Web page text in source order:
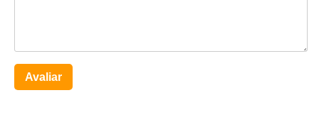
Avaliar